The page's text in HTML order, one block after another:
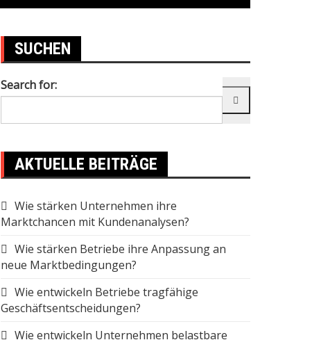
SUCHEN
Search for:
AKTUELLE BEITRÄGE
Wie stärken Unternehmen ihre
Marktchancen mit Kundenanalysen?
Wie stärken Betriebe ihre Anpassung an
neue Marktbedingungen?
Wie entwickeln Betriebe tragfähige
Geschäftsentscheidungen?
Wie entwickeln Unternehmen belastbare